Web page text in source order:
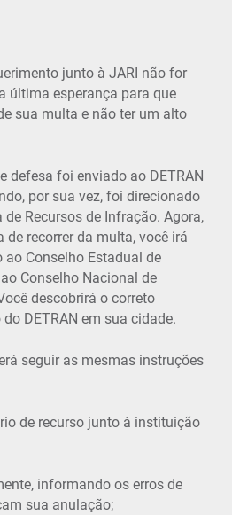
junto à JARI não for
última esperança para que
sua multa e não ter um alto
defesa foi enviado ao DETRAN
por sua vez, foi direcionado
Recursos de Infração. Agora,
recorrer da multa, você irá
Conselho Estadual de
Conselho Nacional de
descobrirá o correto
DETRAN em sua cidade.
seguir as mesmas instruções
de recurso junto à instituição
informando os erros de
sua anulação;